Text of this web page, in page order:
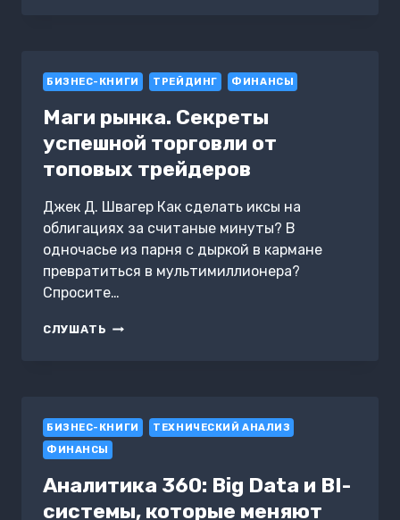
БИЗНЕС-КНИГИ ТРЕЙДИНГ ФИНАНСЫ
Маги рынка. Секреты
успешной торговли от
топовых трейдеров
Джек Д. Швагер Как сделать иксы на
облигациях за считаные минуты? В
одночасье из парня с дыркой в кармане
превратиться в мультимиллионера?
Спросите…
СЛУШАТЬ МАГИ
ТОПОВЫХ
ТРЕЙДЕРОВ
БИЗНЕС-КНИГИ
ТЕХНИЧЕСКИЙ АНАЛИЗ
ФИНАНСЫ
Аналитика 360: Big Data и BI-
системы, которые меняют